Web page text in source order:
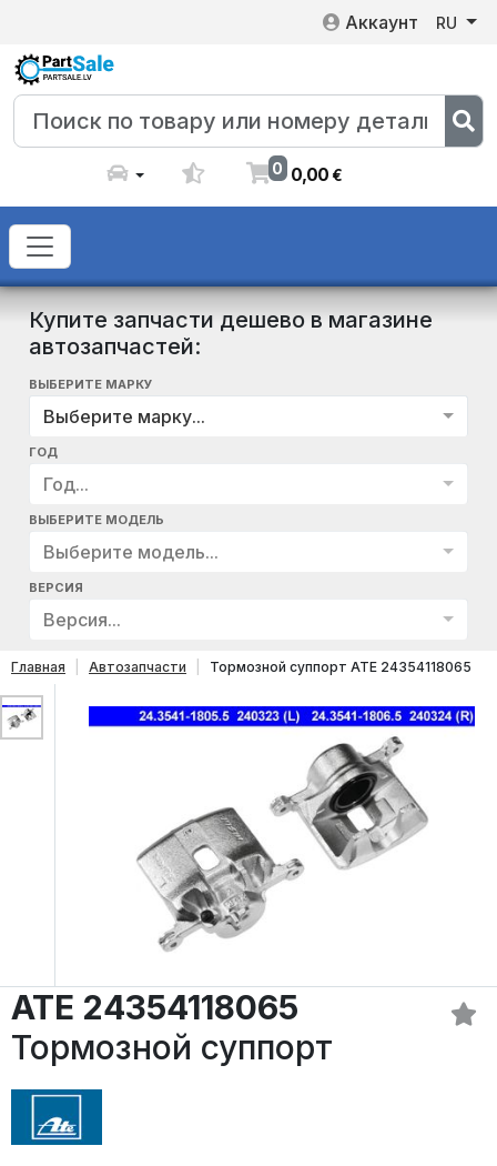
Аккаунт RU
0 0,00€
Купите запчасти дешево в магазине
автозапчастей:
ВЫБЕРИТЕ МАРКУ
Выберите марку...
ГОД
Год...
ВЫБЕРИТЕ МОДЕЛЬ
Выберите модель...
ВЕРСИЯ
Версия...
Главная Автозапчасти Тормозной суппорт ATE 24354118065
ATE 24354118065
Тормозной суппорт